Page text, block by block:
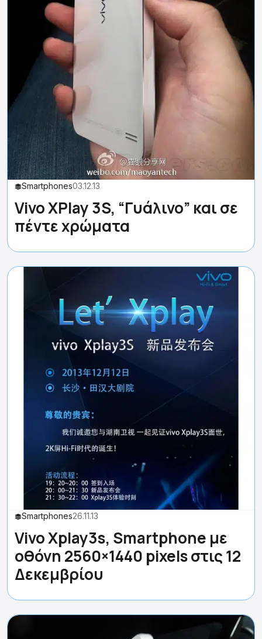
Smartphones03.12.13
Vivo XPlay 3S, “Γυάλινο” και σε
πέντε χρώματα
Smartphones26.11.13
Vivo Xplay3s, Smartphone με
οθόνη 2560×1440 pixels στις 12
Δεκεμβρίου